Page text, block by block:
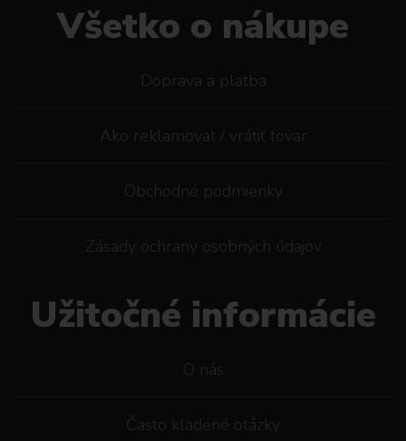
Všetko o nákupe
Doprava a platba
Ako reklamovat / vrátiť tovar
Obchodné podmienky
Zásady ochrany osobných údajov
Užitočné informácie
O nás
Často kladené otázky